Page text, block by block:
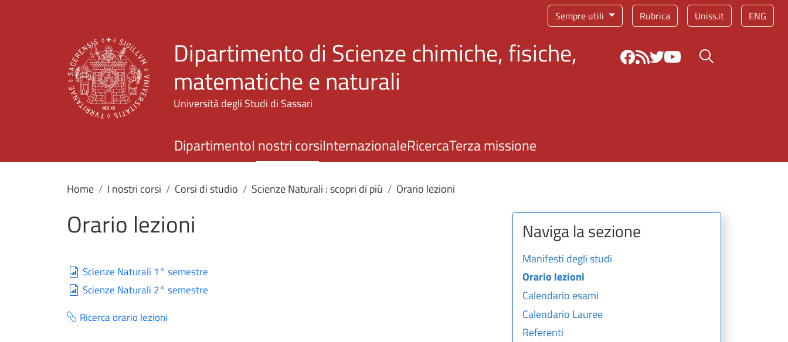
Sempre utili Rubrica Uniss.it ENG
Dipartimento di Scienze chimiche, fisiche,
matematiche e naturali
Università degli Studi di Sassari
Bottone cerca
DipartimentoI nostri corsiInternazionaleRicercaTerza missione
Home I nostri corsi Corsi di studio Scienze Naturali : scopri di più Orario lezioni
Orario lezioni
Scienze Naturali 1° semestre
Scienze Naturali 2° semestre
Ricerca orario lezioni
Naviga la sezione
Manifesti degli studi
Orario lezioni
Calendario esami
Calendario Lauree
Referenti